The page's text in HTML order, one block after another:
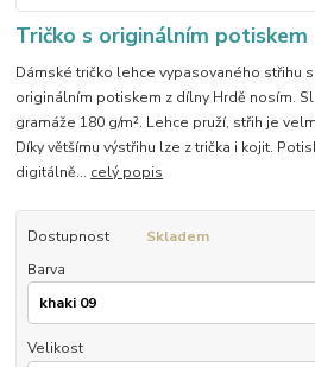
Tričko s originálním potiskem
Dámské tričko lehce vypasovaného střihu
originálním potiskem z dílny Hrdě nosím.
gramáže 180 g/m². Lehce pruží, střih je
Díky většímu výstřihu lze z trička i kojit.
digitálně... celý popis
Dostupnost
Skladem
Barva
Velikost